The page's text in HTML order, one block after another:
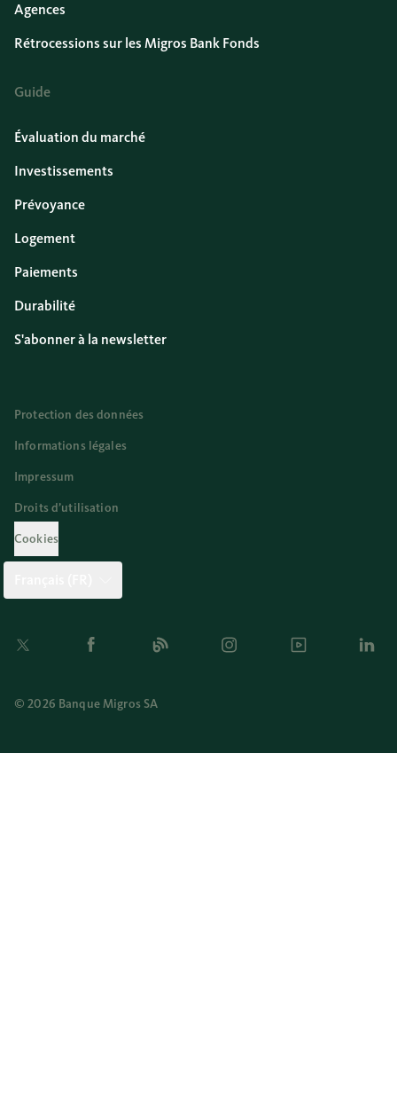
Agences
Rétrocessions sur les Migros Bank Fonds
Guide
Évaluation du marché
Investissements
Prévoyance
Logement
Paiements
Durabilité
S'abonner à la newsletter
Protection des données
Informations légales
Impressum
Droits d’utilisation
Cookies
Twitter Facebook Blog Instagram Youtube
© 2026 Banque Migros SA